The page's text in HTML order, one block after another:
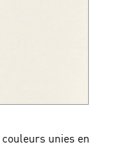
unies en